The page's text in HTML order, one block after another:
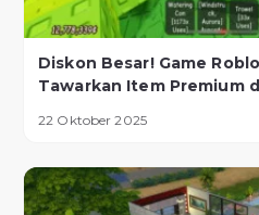
Diskon Besar! Game
Tawarkan Item Premium
22 Oktober 2025